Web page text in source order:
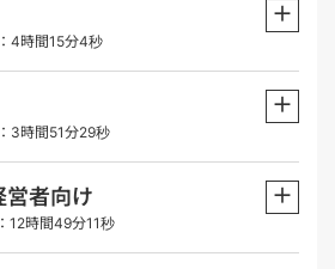
4時間15分4秒
＋
3時間51分29秒
＋
営者向け
12時間49分11秒
＋